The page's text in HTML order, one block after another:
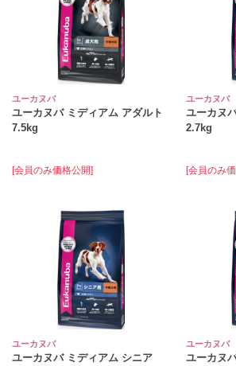
ユーカヌバ
ユーカヌバ ミディアム アダルト
7.5kg
[会員のみ価格公開]
ユーカヌバ
ユーカヌ
2.7kg
[会員のみ
ユーカヌバ
ユーカヌバ ミディアム シニア
ユーカヌバ
ユーカヌ